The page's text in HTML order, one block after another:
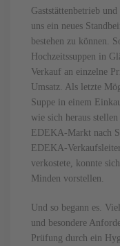
Gaststättenbetrieb
uns ein neues
bestehen zu können.
Hochzeitssuppen in
Verkauf an einzelne
Umsatz. Als letzte
Suppe in einem
wie sich heraus
EDEKA-Markt nach
EDEKA-
verkostete, konnte
Minden vorstellen.
Und so begann es.
und besondere
Prüfung durch ein